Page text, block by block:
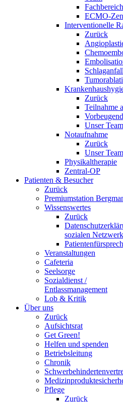
Fachbereich
ECMO-
Interventionelle
Zurück
Schlaganfall
Zurück
Teilnahme
Unser Team
Notaufnahme
Zurück
Unser Team
Physikaltherapie
Zentral-OP
Patienten & Besucher
Zurück
Premiumstation
Wissenswertes
Zurück
sozialen
Veranstaltungen
Cafeteria
Seelsorge
Sozialdienst /
Entlassmanagement
Lob & Kritik
Über uns
Zurück
Aufsichtsrat
Get Green!
Helfen und spenden
Betriebsleitung
Chronik
Pflege
Zurück